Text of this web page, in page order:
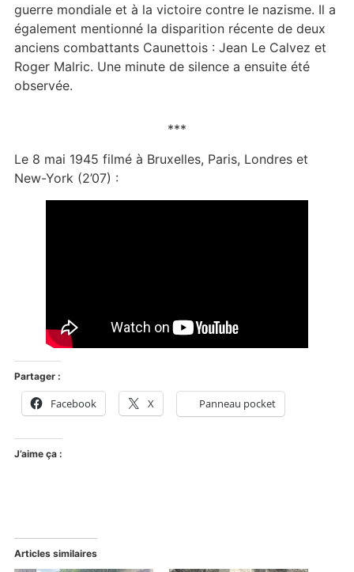
guerre mondiale et à la victoire contre le nazisme. Il a
également mentionné la disparition récente de deux
anciens combattants Caunettois : Jean Le Calvez et
Roger Malric. Une minute de silence a ensuite été
observée.
***
Le 8 mai 1945 filmé à Bruxelles, Paris, Londres et
New-York (2’07) :
Partager :
Facebook X Panneau pocket
J’aime ça :
Articles similaires